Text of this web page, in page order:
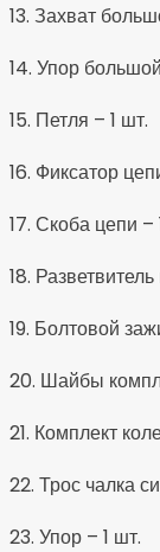
13. Захват
14. Упор
15. Петля – 1 шт.
16. Фиксатор
17. Скоба цепи –
18.
19. Болтовой
20. Шайбы
21. Комплект
22. Трос чалка
23. Упор – 1 шт.